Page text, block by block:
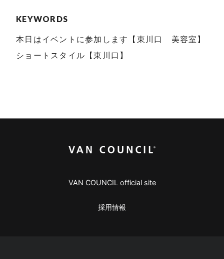
KEYWORDS
本日はイベントに参加します【東川口 美容室】
ショートスタイル【東川口】
VAN COUNCIL official site
採用情報